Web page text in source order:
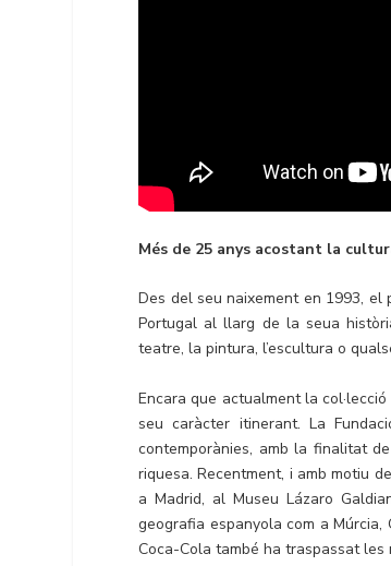
Més de 25 anys acostant la
Des del seu naixement en 1993,
Portugal al llarg de la seua
teatre, la pintura, l’escultura o
Encara que actualment la
seu caràcter itinerant. La
contemporànies, amb la finalitat
riquesa. Recentment, i amb motiu
a Madrid, al Museu Lázaro
geografia espanyola com a Múrcia,
Coca-Cola també ha traspassat